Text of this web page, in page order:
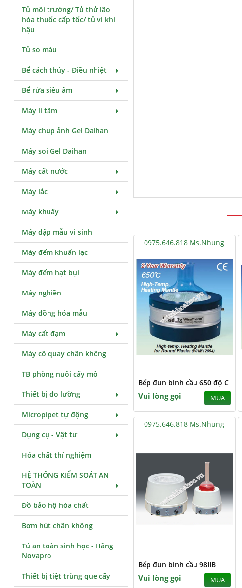
0975.646.818 Ms.Nhung
Bếp đun bình cầu 650 độ C
Vui lòng gọi MUA
0975.646.818 Ms.Nhung
Bếp đun bình cầu 98IIB
Vui lòng gọi MUA
Tủ môi trường/ Tủ thử lão
hóa thuốc cấp tốc/ tủ vi khí
hậu
Tủ so màu
Bể cách thủy - Điều nhiệt
Bể rửa siêu âm
Máy li tâm
Máy chụp ảnh Gel Daihan
Máy soi Gel Daihan
Máy cất nước
Máy lắc
Máy khuấy
Máy dập mẫu vi sinh
Máy đếm khuẩn lạc
Máy đếm hạt bụi
Máy nghiền
Máy đồng hóa mẫu
Máy cất đạm
Máy cô quay chân không
TB phòng nuôi cấy mô
Thiết bị đo lường
Micropipet tự động
Dụng cụ - Vật tư
Hóa chất thí nghiệm
HỆ THỐNG KIỂM SOÁT AN
TOÀN
Đồ bảo hộ hóa chất
Bơm hút chân không
Tủ an toàn sinh học - Hãng
Novapro
Thiết bị tiệt trùng que cấy